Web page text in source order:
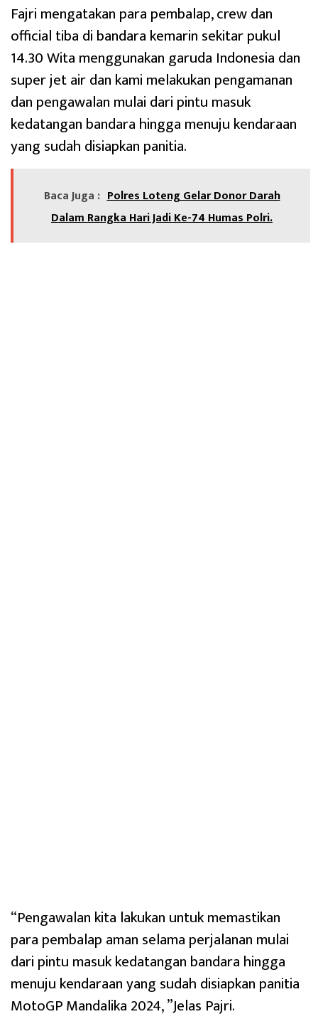
Fajri mengatakan para pembalap, crew dan
official tiba di bandara kemarin sekitar pukul
14.30 Wita menggunakan garuda Indonesia dan
super jet air dan kami melakukan pengamanan
dan pengawalan mulai dari pintu masuk
kedatangan bandara hingga menuju kendaraan
yang sudah disiapkan panitia.
Baca Juga : ‎Polres Loteng Gelar Donor Darah
Dalam Rangka Hari Jadi Ke-74 Humas Polri.
“Pengawalan kita lakukan untuk memastikan
para pembalap aman selama perjalanan mulai
dari pintu masuk kedatangan bandara hingga
menuju kendaraan yang sudah disiapkan panitia
MotoGP Mandalika 2024, ”Jelas Pajri.